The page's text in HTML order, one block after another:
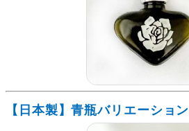
【日本製】青瓶バリエーション